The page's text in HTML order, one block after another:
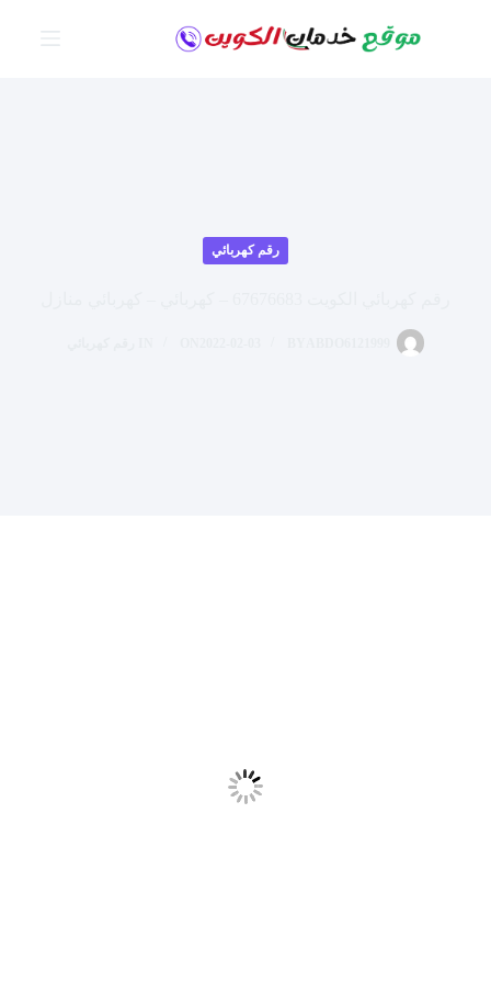
رقم كهربائي